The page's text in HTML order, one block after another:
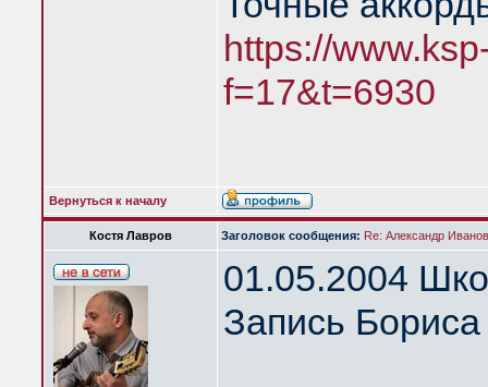
https://
f=17&t=6930
Вернуться к началу
Костя Лавров Заголовок сообщения: Re: Александр
01.05.2004
Запись